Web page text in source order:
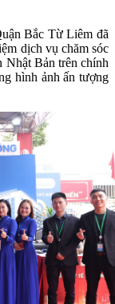
Bắc Từ Liêm đã
dịch vụ chăm sóc
Nhật Bản trên chính
hình ảnh ấn tượng